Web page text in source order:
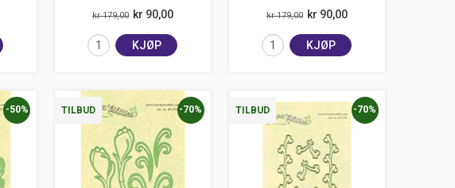
kr 179,00 kr 90,00
KJØP
kr 179,00 kr 90,00
KJØP
-50% TILBUD -70% TILBUD -70%